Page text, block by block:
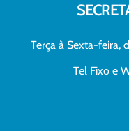
Terça à Sexta-feira,
Tel Fixo e